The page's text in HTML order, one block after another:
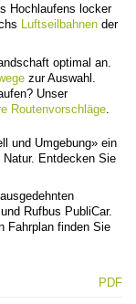
Hochlaufens locker
Luftseilbahnen der
optimal an.
zur Auswahl.
Unser
Routenvorschläge
und Umgebung» ein
Entdecken Sie
Rufbus PubliCar.
Fahrplan finden Sie
PDF